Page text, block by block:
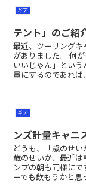
ギア
テント」のご紹
最近、ツーリング
がありました。 何
いいじゃん」とい
量にするのであれ
ギア
ンズ計量キャニ
どうも、「歳のせい
歳のせいか、最近は
ンプの朝も同様に
ーでも飲もうかと思